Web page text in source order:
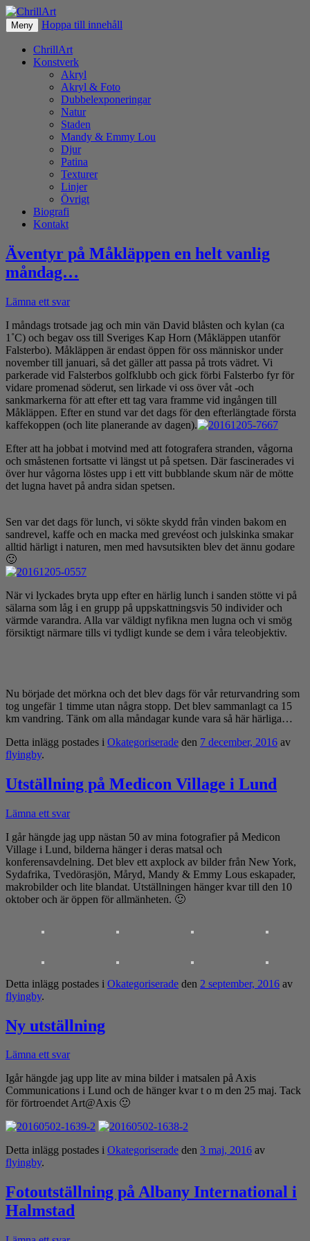
ChrillArt
Fotografier & akryl av Christer Lövgren
Meny Hoppa till innehåll
ChrillArt
Konstverk
Akryl
Akryl & Foto
Dubbelexponeringar
Natur
Staden
Mandy & Emmy Lou
Djur
Patina
Texturer
Linjer
Övrigt
Biografi
Kontakt
Äventyr på Måkläppen en helt vanlig
måndag…
Lämna ett svar
I måndags trotsade jag och min vän David blåsten och kylan (ca
1˚C) och begav oss till Sveriges Kap Horn (Måkläppen utanför
Falsterbo). Måkläppen är endast öppen för oss människor under
november till januari, så det gäller att passa på trots vädret. Vi
parkerade vid Falsterbos golfklubb och gick förbi Falsterbo fyr för
vidare promenad söderut, sen lirkade vi oss över våt -och
sankmarkerna för att efter ett tag vara framme vid ingången till
Måkläppen. Efter en stund var det dags för den efterlängtade första
kaffekoppen (och lite planerande av dagen).
Efter att ha jobbat i motvind med att fotografera stranden, vågorna
och småstenen fortsatte vi längst ut på spetsen. Där fascinerades vi
över hur vågorna löstes upp i ett vitt bubblande skum när de mötte
det lugna havet på andra sidan spetsen.
Sen var det dags för lunch, vi sökte skydd från vinden bakom en
sandrevel, kaffe och en macka med grevéost och julskinka smakar
alltid härligt i naturen, men med havsutsikten blev det ännu godare
🙂
När vi lyckades bryta upp efter en härlig lunch i sanden stötte vi på
sälarna som låg i en grupp på uppskattningsvis 50 individer och
värmde varandra. Alla var väldigt nyfikna men lugna och vi smög
försiktigt närmare tills vi tydligt kunde se dem i våra teleobjektiv.
Nu började det mörkna och det blev dags för vår returvandring som
tog ungefär 1 timme utan några stopp. Det blev sammanlagt ca 15
km vandring. Tänk om alla måndagar kunde vara så här härliga…
Detta inlägg postades i Okategoriserade den 7 december, 2016 av
flyingby.
Utställning på Medicon Village i Lund
Lämna ett svar
I går hängde jag upp nästan 50 av mina fotografier på Medicon
Village i Lund, bilderna hänger i deras matsal och
konferensavdelning. Det blev ett axplock av bilder från New York,
Sydafrika, Tvedörasjön, Måryd, Mandy & Emmy Lous eskapader,
makrobilder och lite blandat. Utställningen hänger kvar till den 10
oktober och är öppen för allmänheten. 🙂
Detta inlägg postades i Okategoriserade den 2 september, 2016 av
flyingby.
Ny utställning
Lämna ett svar
Igår hängde jag upp lite av mina bilder i matsalen på Axis
Communications i Lund och de hänger kvar t o m den 25 maj. Tack
för förtroendet Art@Axis 🙂
Detta inlägg postades i Okategoriserade den 3 maj, 2016 av
flyingby.
Fotoutställning på Albany International i
Halmstad